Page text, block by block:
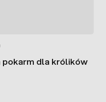
pokarm dla królików